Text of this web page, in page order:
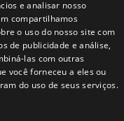
de contacto:
das 10h as 19h
NOS
e analisar nosso
compartilhamos
o uso do nosso site com
de publicidade e análise,
las com outras
você forneceu a eles ou
do uso de seus serviços.